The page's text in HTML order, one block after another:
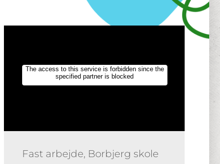
Fast arbejde, Borbjerg skole